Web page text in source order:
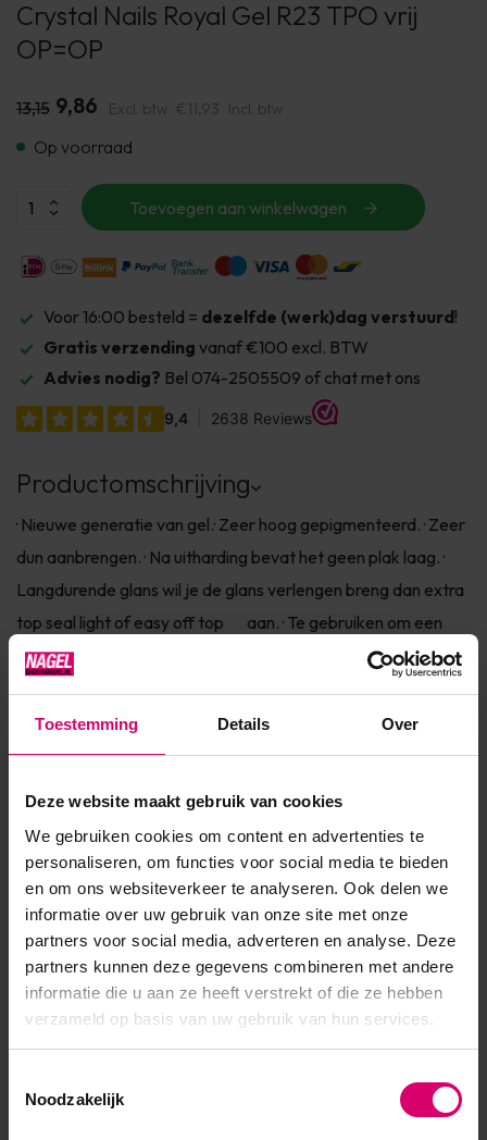
Toestemming Details Over
Deze website maakt gebruik van cookies
We gebruiken cookies om content en advertenties te
personaliseren, om functies voor social media te bieden
en om ons websiteverkeer te analyseren. Ook delen we
informatie over uw gebruik van onze site met onze
partners voor social media, adverteren en analyse. Deze
partners kunnen deze gegevens combineren met andere
informatie die u aan ze heeft verstrekt of die ze hebben
verzameld op basis van uw gebruik van hun services.
Noodzakelijk
Crystal Nails Royal Gel R23 TPO vrij
OP=OP
13,15 9,86 Excl. btw €11,93 Incl. btw
Op voorraad
Toevoegen aan winkelwagen
Voor 16:00 besteld = dezelfde (werk)dag verstuurd!
Gratis verzending vanaf €100 excl. BTW
Advies nodig? Bel 074-2505509 of chat met ons
Productomschrijving
· Nieuwe generatie van gel.· Zeer hoog gepigmenteerd. · Zeer
dun aanbrengen. · Na uitharding bevat het geen plak laag. ·
Langdurende glans wil je de glans verlengen breng dan extra
top seal light of easy off top aan. · Te gebruiken om een
volledige nagel mee te bedekken of alleen een randje. ·
Toon meer
Product specificaties
Artikelnummer 42370
576383